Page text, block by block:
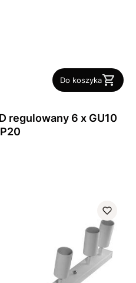
Do koszyka
regulowany 6 x GU10
IP20